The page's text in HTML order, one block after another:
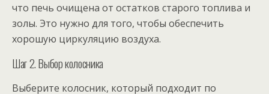
что печь очищена от остатков старого топлива и
золы. Это нужно для того, чтобы обеспечить
хорошую циркуляцию воздуха.
Шаг 2. Выбор колосника
Выберите колосник, который подходит по